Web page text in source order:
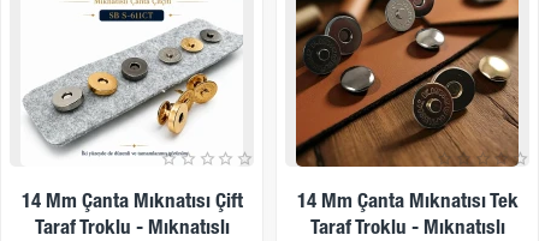
14 Mm Mıknatıslı Çanta
Çıtçıtı - Çift Taraf Tırnaklı -
18 Mm Çanta Mıknatısı - Çift
Taraf Tırnaklı Mıknatıslı